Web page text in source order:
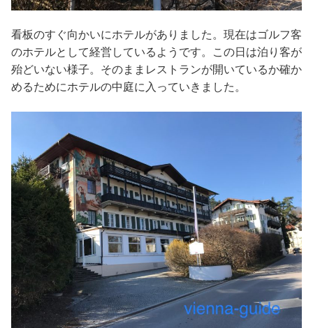
看板のすぐ向かいにホテルがありました。現在はゴルフ客
のホテルとして経営しているようです。この日は泊り客が
殆どいない様子。そのままレストランが開いているか確か
めるためにホテルの中庭に入っていきました。